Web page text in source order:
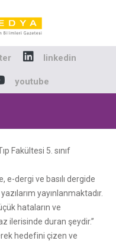
linkedin
youtube
Fakültesi 5. sınıf
e-dergi ve basılı dergide
yayınlanmaktadır.
hataların ve
ilerisinde duran şeydir.’’
hedefini çizen ve